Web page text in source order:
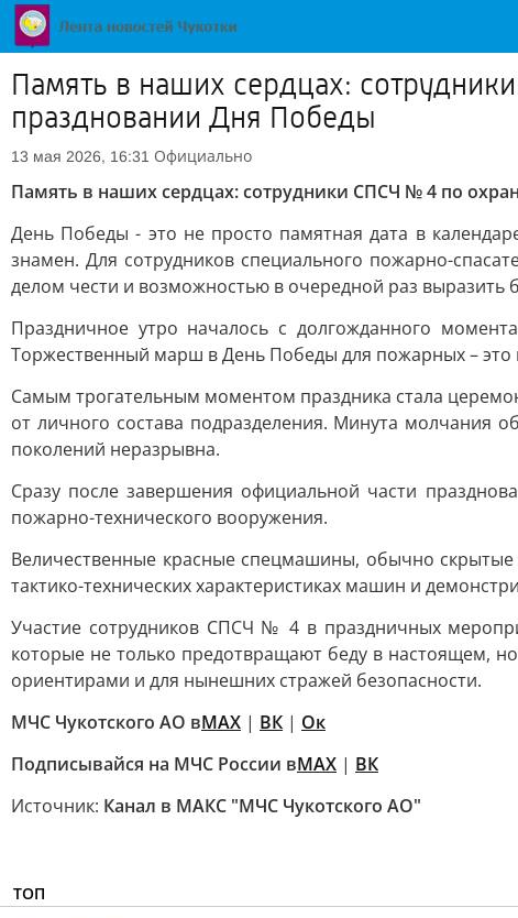
Память в наших сердцах:
праздновании Дня Победы
13 мая 2026, 16:31 Официально
Память в наших сердцах: сотрудники СПСЧ № 4 по
День Победы - это не просто памятная дата в
знамен. Для сотрудников специального пожарно-
делом чести и возможностью в очередной раз
Праздничное утро началось с долгожданного
Торжественный марш в День Победы для пожарных – это
Самым трогательным моментом праздника стала
от личного состава подразделения. Минута молчания
поколений неразрывна.
Сразу после завершения официальной части
пожарно-технического вооружения.
Величественные красные спецмашины, обычно
тактико-технических характеристиках машин и
Участие сотрудников СПСЧ № 4 в праздничных
которые не только предотвращают беду в настоящем,
ориентирами и для нынешних стражей безопасности.
МЧС Чукотского АО вМАХ | ВК | Ок
Подписывайся на МЧС России вMAX | ВК
Источник: Канал в МАКС "МЧС Чукотского АО"
ТОП